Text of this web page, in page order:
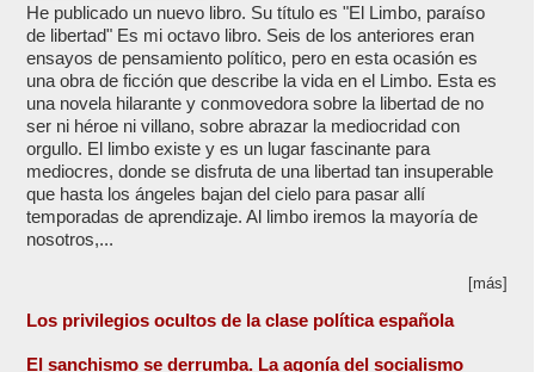
He publicado un nuevo libro. Su título es "El Limbo, paraíso
de libertad" Es mi octavo libro. Seis de los anteriores eran
ensayos de pensamiento político, pero en esta ocasión es
una obra de ficción que describe la vida en el Limbo. Esta es
una novela hilarante y conmovedora sobre la libertad de no
ser ni héroe ni villano, sobre abrazar la mediocridad con
orgullo. El limbo existe y es un lugar fascinante para
mediocres, donde se disfruta de una libertad tan insuperable
que hasta los ángeles bajan del cielo para pasar allí
temporadas de aprendizaje. Al limbo iremos la mayoría de
nosotros,...
[más]
Los privilegios ocultos de la clase política española
El sanchismo se derrumba. La agonía del socialismo